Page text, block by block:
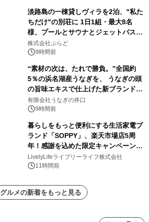
淡路島の一棟貸しヴィラを2泊、"私た
ちだけ"の別荘に 1日1組・最大8名
様、プールとサウナとジェットバス付
きで Villa Mon Temps AWAJIの連泊
素泊りプラン
株式会社ぷらど
9時間前
“素材の次は、たれで勝負。”全国約
5％の浜名湖産うなぎを、 うなぎの頭
の旨味エキスで仕上げた新ブランド
「井口の誉」誕生
有限会社うなぎの井口
9時間前
暮らしをもっと便利にする生活家電ブ
ランド「SOPPY」、楽天市場店5周
年！感謝を込めた限定キャンペーンを
8月10日より開催
LivelyLifeライブリーライフ株式会社
11時間前
グルメの新着をもっと見る